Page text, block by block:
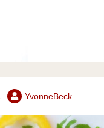
YvonneBeck